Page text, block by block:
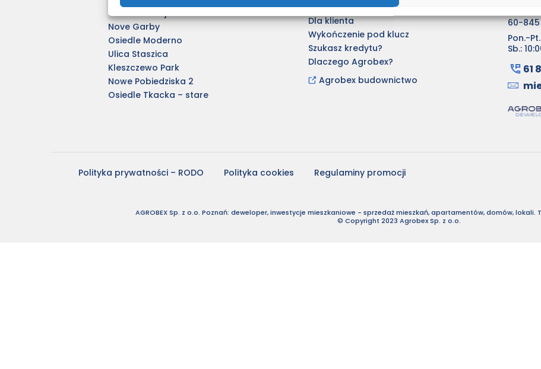
Unii Lubelskiej 4
Nove Garby
Osiedle Moderno
Ulica Staszica
Kleszczewo Park
Nowe Pobiedziska 2
Osiedle Tkacka – stare
CSR
Dla klienta
Wykończenie pod klucz
Szukasz kredytu?
Dlaczego Agrobex?
Agrobex budownictwo
60-845
Pon.-
Sb.:
61
Polityka prywatności – RODO Polityka cookies Regulaminy promocji
AGROBEX Sp. z o.o. Poznań: deweloper, inwestycje mieszkaniowe - sprzedaż mieszkań, apartamentów, domów, lokali.
© Copyright 2023 Agrobex Sp. z o.o.